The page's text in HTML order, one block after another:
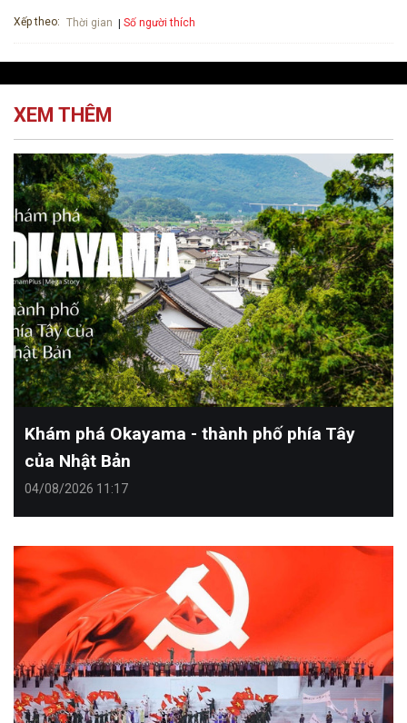
Xếp theo: Thời gian Số người thích
XEM THÊM
Khám phá Okayama - thành phố phía Tây
của Nhật Bản
04/08/2026 11:17